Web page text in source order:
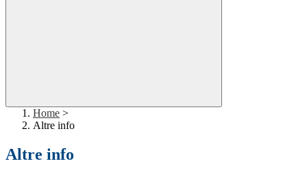
Home >
Altre info
Altre info